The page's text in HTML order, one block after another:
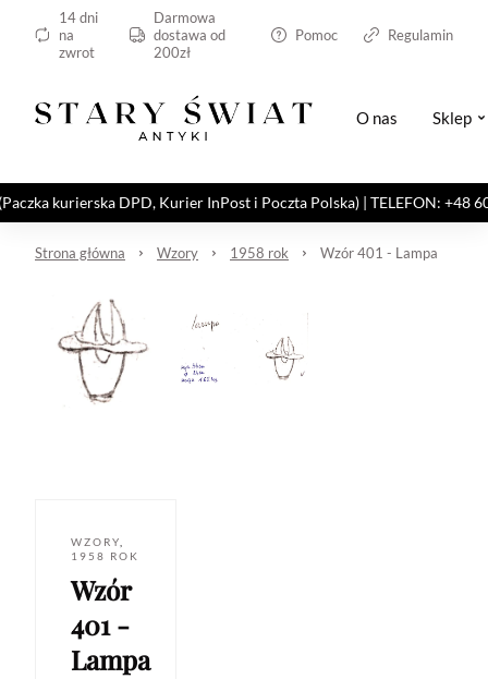
14 dni
na
zwrot
Darmowa
dostawa od
200zł
Pomoc Regulamin
O nas Sklep
kurierska DPD, Kurier InPost i Poczta Polska) | TELEFON: +48
Strona główna Wzory 1958 rok Wzór 401 - Lampa
WZORY
1958 ROK
Wzór
401 -
Lampa